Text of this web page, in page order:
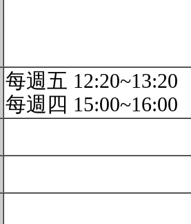
每週五 12:20~13:20
每週四 15:00~16:00